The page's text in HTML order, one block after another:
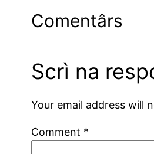
Comentârs
Scrì na
Your email address will
Comment *